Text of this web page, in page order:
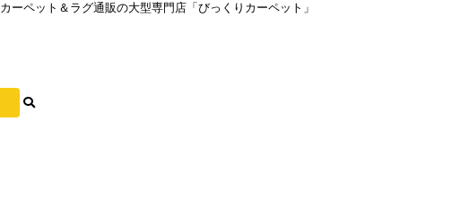
カーペット＆ラグ通販の大型専門店「びっくりカーペット」